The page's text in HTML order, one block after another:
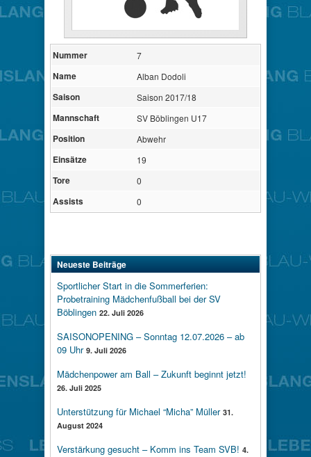
Nummer 7
Name Alban Dodoli
Saison Saison 2017/18
Mannschaft SV Böblingen U17
Position Abwehr
Einsätze 19
Tore 0
Assists 0
Neueste Beiträge
Sportlicher Start in die Sommerferien:
Probetraining Mädchenfußball bei der SV
Böblingen 22. Juli 2026
SAISONOPENING – Sonntag 12.07.2026 – ab
09 Uhr 9. Juli 2026
Mädchenpower am Ball – Zukunft beginnt jetzt!
26. Juli 2025
Unterstützung für Michael “Micha” Müller 31.
August 2024
Verstärkung gesucht – Komm ins Team SVB! 4.